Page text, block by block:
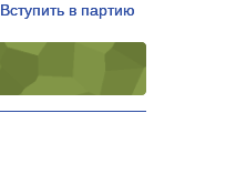
Вступить в партию
Вступить в партию